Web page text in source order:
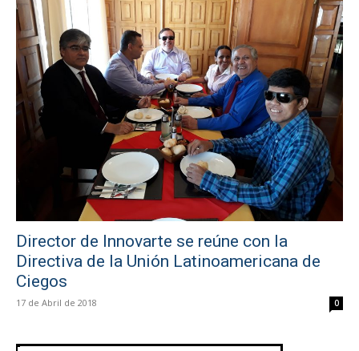
Director de Innovarte se reúne con la
Directiva de la Unión Latinoamericana de
Ciegos
17 de Abril de 2018 0